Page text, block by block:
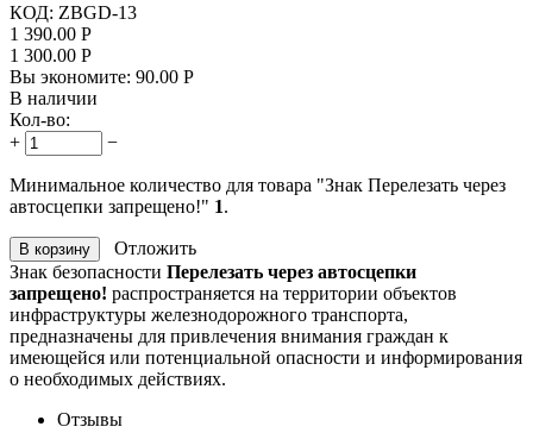
КОД: ZBGD-13
1 390.00 Р
1 300.00 Р
Вы экономите: 90.00 Р
В наличии
Кол-во:
+
−
Минимальное количество для товара "Знак Перелезать через
автосцепки запрещено!" 1.
В корзину
Отложить
Знак безопасности Перелезать через автосцепки
запрещено! распространяется на территории объектов
инфраструктуры железнодорожного транспорта,
предназначены для привлечения внимания граждан к
имеющейся или потенциальной опасности и информирования
о необходимых действиях.
Отзывы